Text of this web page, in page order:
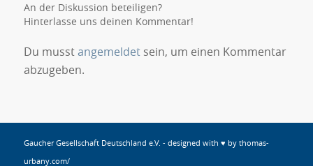
An der Diskussion beteiligen?
Hinterlasse uns deinen Kommentar!
Du musstangemeldetsein, um einen Kommentar
abzugeben.
Gaucher Gesellschaft Deutschland e.V. - designed with ♥ by thomas-
urbany.com/